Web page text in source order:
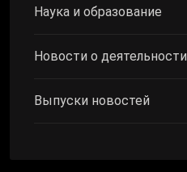
Наука и образование
Новости о деятельности
Выпуски новостей